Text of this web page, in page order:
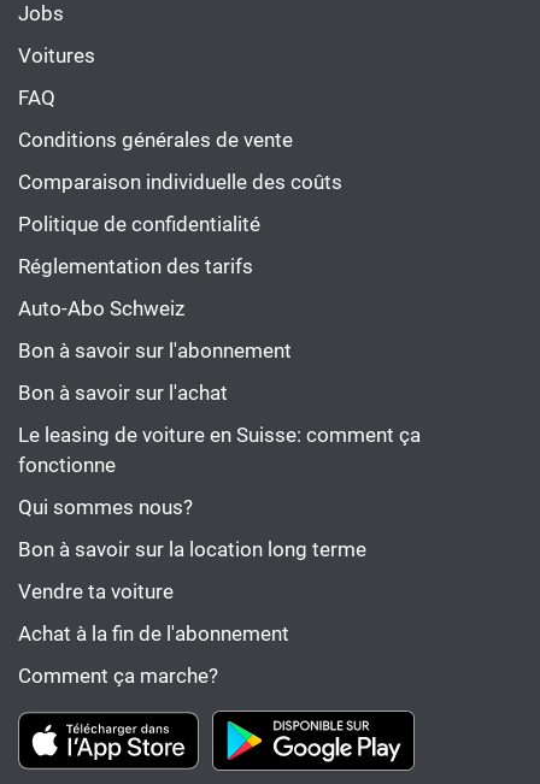
Jobs
Voitures
FAQ
Conditions générales de vente
Comparaison individuelle des coûts
Politique de confidentialité
Réglementation des tarifs
Auto-Abo Schweiz
Bon à savoir sur l'abonnement
Bon à savoir sur l'achat
Le leasing de voiture en Suisse: comment ça
fonctionne
Qui sommes nous?
Bon à savoir sur la location long terme
Vendre ta voiture
Achat à la fin de l'abonnement
Comment ça marche?